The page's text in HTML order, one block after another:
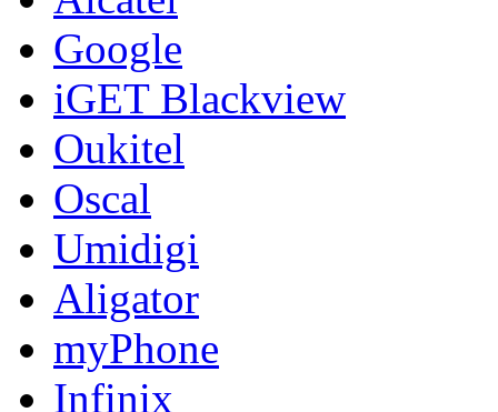
Google
iGET Blackview
Oukitel
Oscal
Umidigi
Aligator
myPhone
Infinix